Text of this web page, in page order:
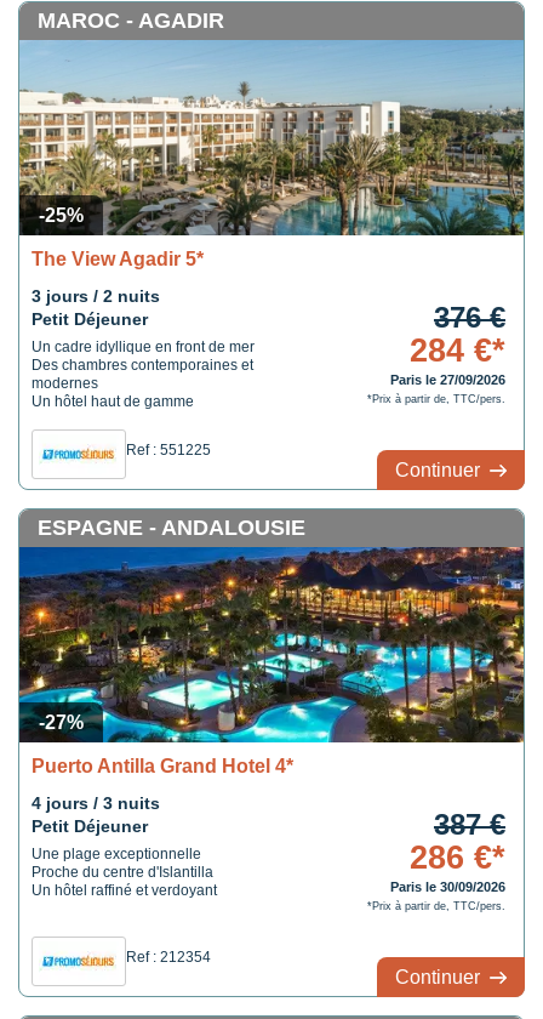
-25%
MAROC - AGADIR
The View Agadir 5*
3 jours / 2 nuits
Petit Déjeuner
Un cadre idyllique en front de mer
Des chambres contemporaines et
modernes
Un hôtel haut de gamme
Ref : 551225
376 €
284 €*
Paris le 27/09/2026
*Prix à partir de, TTC/pers.
Continuer
-27%
ESPAGNE - ANDALOUSIE
Puerto Antilla Grand Hotel 4*
4 jours / 3 nuits
Petit Déjeuner
Une plage exceptionnelle
Proche du centre d'Islantilla
Un hôtel raffiné et verdoyant
Ref : 212354
387 €
286 €*
Paris le 30/09/2026
*Prix à partir de, TTC/pers.
Continuer